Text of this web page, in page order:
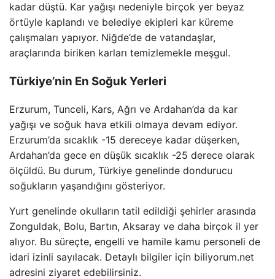
kadar düştü. Kar yağışı nedeniyle birçok yer beyaz
örtüyle kaplandı ve belediye ekipleri kar küreme
çalışmaları yapıyor. Niğde’de de vatandaşlar,
araçlarında biriken karları temizlemekle meşgul.
Türkiye’nin En Soğuk Yerleri
Erzurum, Tunceli, Kars, Ağrı ve Ardahan’da da kar
yağışı ve soğuk hava etkili olmaya devam ediyor.
Erzurum’da sıcaklık -15 dereceye kadar düşerken,
Ardahan’da gece en düşük sıcaklık -25 derece olarak
ölçüldü. Bu durum, Türkiye genelinde dondurucu
soğukların yaşandığını gösteriyor.
Yurt genelinde okulların tatil edildiği şehirler arasında
Zonguldak, Bolu, Bartın, Aksaray ve daha birçok il yer
alıyor. Bu süreçte, engelli ve hamile kamu personeli de
idari izinli sayılacak. Detaylı bilgiler için biliyorum.net
adresini ziyaret edebilirsiniz.